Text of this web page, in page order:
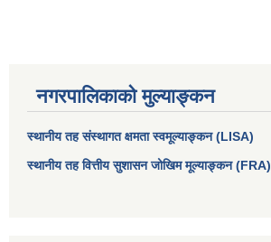
नगरपालिकाको मुल्याङ्कन
स्थानीय तह संस्थागत क्षमता स्वमूल्याङ्कन (LISA)
स्थानीय तह वित्तीय सुशासन जोखिम मूल्याङ्कन (FRA)